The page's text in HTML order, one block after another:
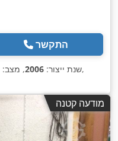
התקשר
שנת ייצור: 2006, מצב: ,
מודעה קטנה